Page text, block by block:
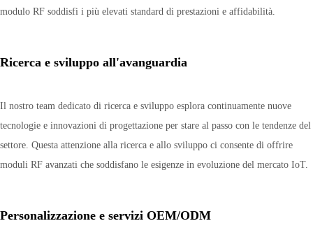
modulo RF soddisfi i più elevati standard di prestazioni e affidabilità.
Ricerca e sviluppo all'avanguardia
Il nostro team dedicato di ricerca e sviluppo esplora continuamente nuove
tecnologie e innovazioni di progettazione per stare al passo con le tendenze del
settore. Questa attenzione alla ricerca e allo sviluppo ci consente di offrire
moduli RF avanzati che soddisfano le esigenze in evoluzione del mercato IoT.
Personalizzazione e servizi OEM/ODM